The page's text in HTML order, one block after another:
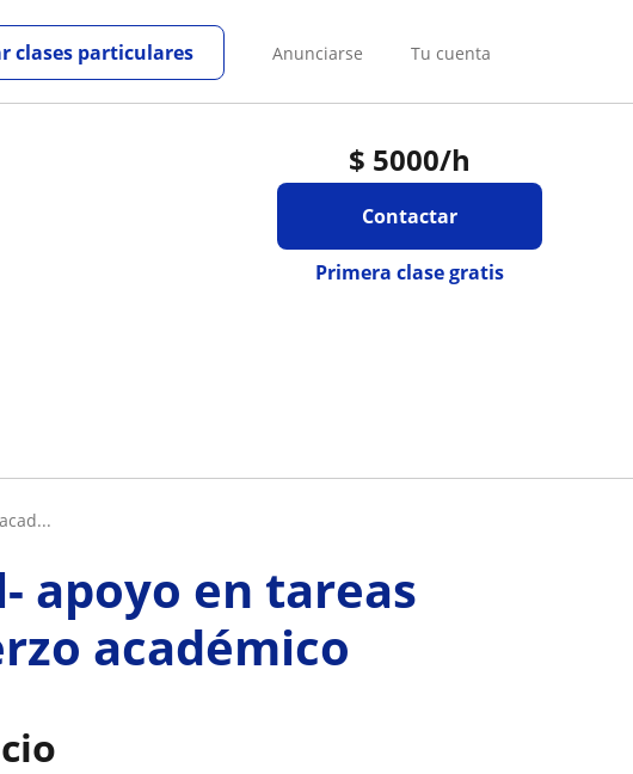
Anunciarse Tu cuenta
clases particulares
$ 5000/h
Contactar
Primera clase gratis
apoyo en tareas
académico